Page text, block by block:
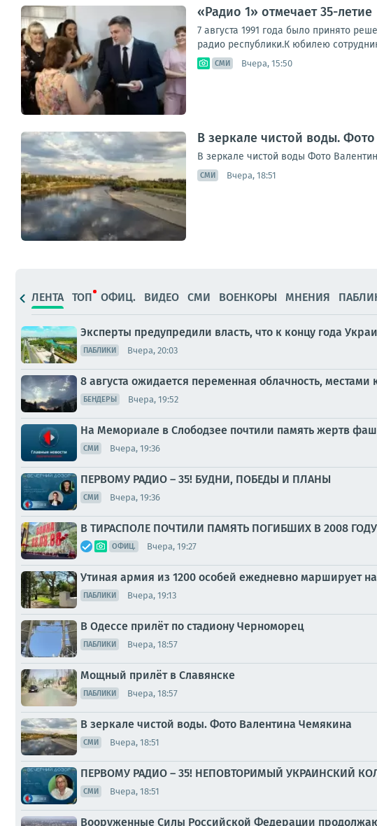
«Радио 1» отмечает 35-летие
7 августа 1991 года было принято
радио республики.К юбилею
СМИ Вчера, 15:50
В зеркале чистой воды.
В зеркале чистой воды Фото
СМИ Вчера, 18:51
ЛЕНТА ТОП ОФИЦ. ВИДЕО СМИ ВОЕНКОРЫ МНЕНИЯ
Эксперты предупредили власть, что к концу года
ПАБЛИКИ Вчера, 20:03
8 августа ожидается переменная облачность,
БЕНДЕРЫ Вчера, 19:52
На Мемориале в Слободзее почтили память жертв
СМИ Вчера, 19:36
ПЕРВОМУ РАДИО – 35! БУДНИ, ПОБЕДЫ И ПЛАНЫ
СМИ Вчера, 19:36
В ТИРАСПОЛЕ ПОЧТИЛИ ПАМЯТЬ ПОГИБШИХ В 2008
ОФИЦ. Вчера, 19:27
Утиная армия из 1200 особей ежедневно марширует
ПАБЛИКИ Вчера, 19:13
В Одессе прилёт по стадиону Черноморец
ПАБЛИКИ Вчера, 18:57
Мощный прилёт в Славянске
ПАБЛИКИ Вчера, 18:57
В зеркале чистой воды. Фото Валентина Чемякина
СМИ Вчера, 18:51
ПЕРВОМУ РАДИО – 35! НЕПОВТОРИМЫЙ УКРАИНСКИЙ
СМИ Вчера, 18:51
Вооруженные Силы Российской Федерации